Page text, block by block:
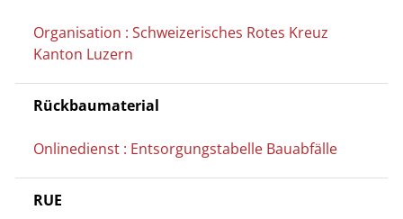
Organisation : Schweizerisches Rotes Kreuz
Kanton Luzern
Rückbaumaterial
Onlinedienst : Entsorgungstabelle Bauabfälle
RUE